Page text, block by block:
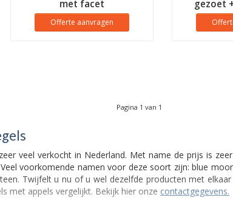
met facet
Offerte aanvragen
gezoet
Pagina 1 van 1
veel verkocht in Nederland. Met name de prijs is
voorkomende namen voor deze soort zijn: blue
Twijfelt u nu of u wel dezelfde producten met
met appels vergelijkt. Bekijk hier onze contactgegevens.